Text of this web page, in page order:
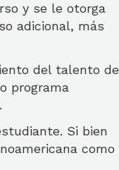
y se le otorga
adicional, más
del talento de
programa
Si bien
como